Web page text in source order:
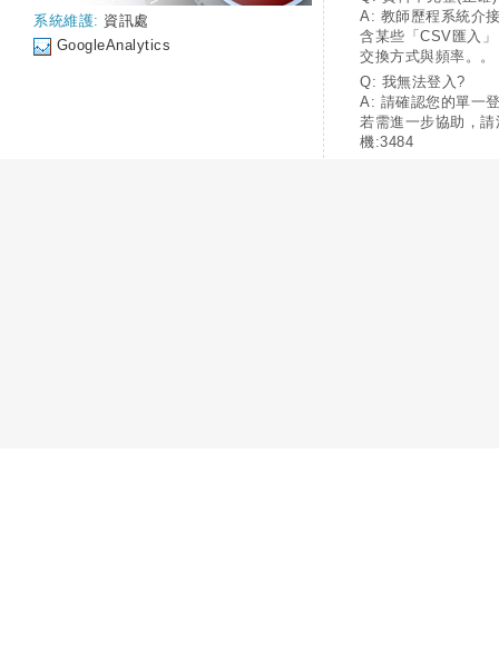
系統維護: 資訊處
GoogleAnalytics
A: 教師歷程系統介
含某些「CSV匯入
交換方式與頻率。。
Q: 我無法登入?
A: 請確認您的單一
若需進一步協助，
機:3484